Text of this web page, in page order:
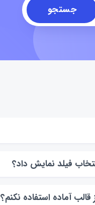
جستجو
فیلد نمایش داد؟
آماده استفاده نکنم؟